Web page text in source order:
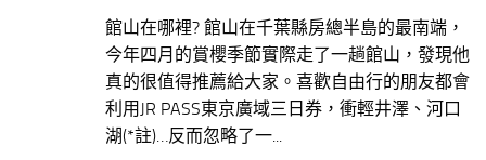
館山在哪裡? 館山在千葉縣房總半島的最南端，
今年四月的賞櫻季節實際走了一趟館山，發現他
真的很值得推薦給大家。喜歡自由行的朋友都會
利用JR PASS東京廣域三日券，衝輕井澤、河口
湖(*註)…反而忽略了一...